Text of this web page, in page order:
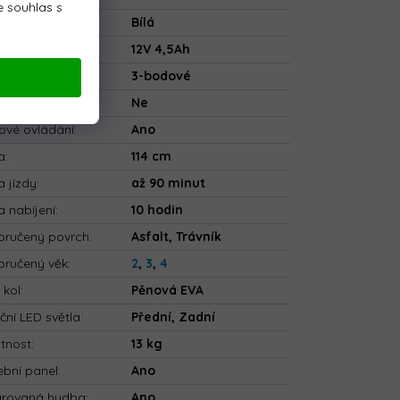
souhlas s
Bílá
12V 4,5Ah
pásy
3-bodové
Ne
ovládání:
Ano
:
114 cm
jízdy:
až 90 minut
nabíjení:
10 hodin
povrch:
Asfalt, Trávník
věk: 2, 3,4
kol:
Pěnová EVA
LED světla:
Přední, Zadní
:
13 kg
panel:
Ano